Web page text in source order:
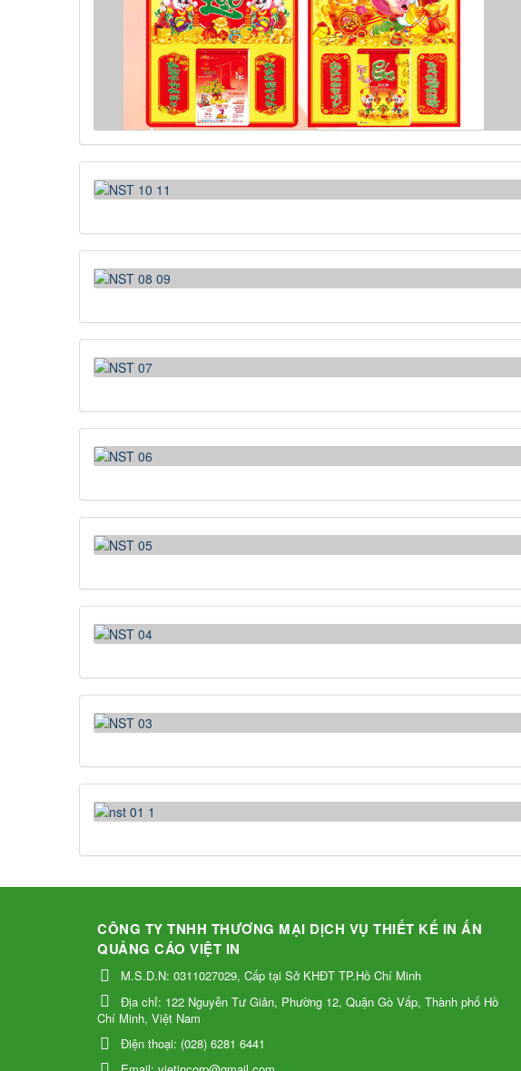
CÔNG TY TNHH THƯƠNG MẠI DỊCH VỤ THIẾT KẾ IN ẤN
QUẢNG CÁO VIỆT IN
M.S.D.N: 0311027029, Cấp tại Sở KHĐT TP.Hồ Chí Minh
Địa chỉ: 122 Nguyễn Tư Giản, Phường 12, Quận Gò Vấp, Thành phố Hồ
Chí Minh, Việt Nam
Điện thoại: (028) 6281 6441
Email: vietincorp@gmail.com